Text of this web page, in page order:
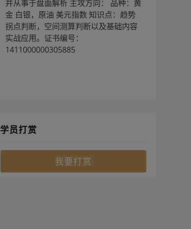
并从事于盘面解析 主攻方向： 品种：黄
金 白银，原油 美元指数 知识点：趋势
拐点判断，空间测算判断以及基础内容
实战应用。证书编号：
1411000000305885
学员打赏
我要打赏